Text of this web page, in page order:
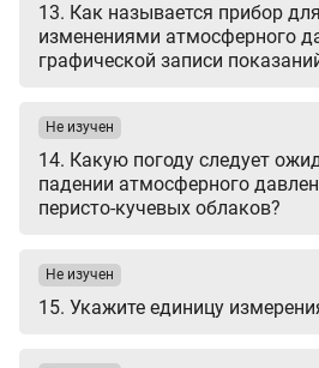
13. Как называется прибор
изменениями атмосферного
графической записи
14. Какую погоду следует
падении атмосферного
перисто-кучевых облаков?
Не изучен
15. Укажите единицу
Не изучен